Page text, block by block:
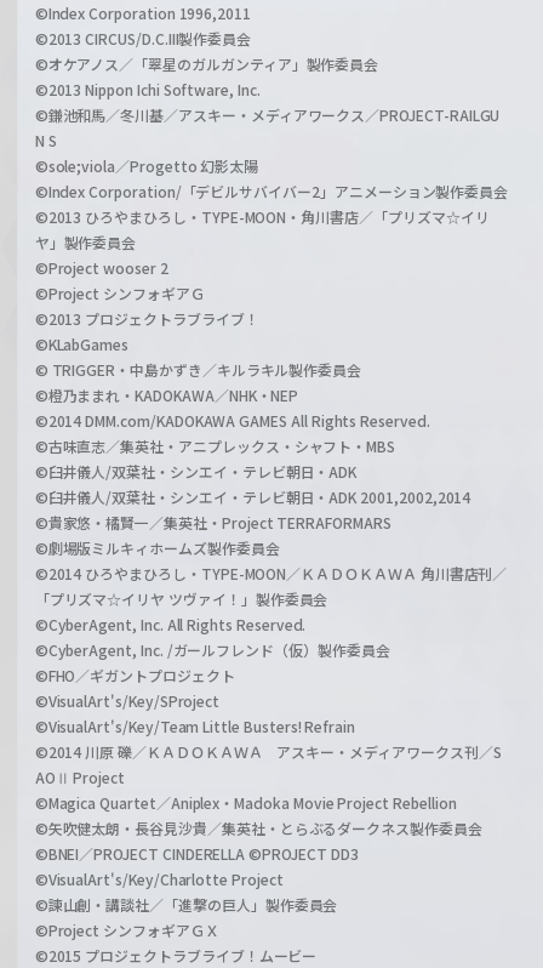
©Index Corporation 1996,2011
©2013 CIRCUS/D.C.III製作委員会
©オケアノス／「翠星のガルガンティア」製作委員会
©2013 Nippon Ichi Software, Inc.
©鎌池和馬／冬川基／アスキー・メディアワークス／PROJECT-RAILGU
N S
©sole;viola／Progetto 幻影太陽
©Index Corporation/「デビルサバイバー2」アニメーション製作委員会
©2013 ひろやまひろし・TYPE-MOON・角川書店／「プリズマ☆イリ
ヤ」製作委員会
©Project wooser 2
©Project シンフォギアＧ
©2013 プロジェクトラブライブ！
©KLabGames
© TRIGGER・中島かずき／キルラキル製作委員会
©橙乃ままれ・KADOKAWA／NHK・NEP
©2014 DMM.com/KADOKAWA GAMES All Rights Reserved.
©古味直志／集英社・アニプレックス・シャフト・MBS
©臼井儀人/双葉社・シンエイ・テレビ朝日・ADK
©臼井儀人/双葉社・シンエイ・テレビ朝日・ADK 2001,2002,2014
©貴家悠・橘賢一／集英社・Project TERRAFORMARS
©劇場版ミルキィホームズ製作委員会
©2014 ひろやまひろし・TYPE-MOON／ＫＡＤＯＫＡＷＡ 角川書店刊／
「プリズマ☆イリヤ ツヴァイ！」製作委員会
©CyberAgent, Inc. All Rights Reserved.
©CyberAgent, Inc. /ガールフレンド（仮）製作委員会
©FHO／ギガントプロジェクト
©VisualArt's/Key/SProject
©VisualArt's/Key/Team Little Busters! Refrain
©2014 川原 礫／ＫＡＤＯＫＡＷＡ アスキー・メディアワークス刊／S
AOⅡ Project
©Magica Quartet／Aniplex・Madoka Movie Project Rebellion
©矢吹健太朗・長谷見沙貴／集英社・とらぶるダークネス製作委員会
©BNEI／PROJECT CINDERELLA ©PROJECT DD3
©VisualArt's/Key/Charlotte Project
©諫山創・講談社／「進撃の巨人」製作委員会
©Project シンフォギアＧＸ
©2015 プロジェクトラブライブ！ムービー